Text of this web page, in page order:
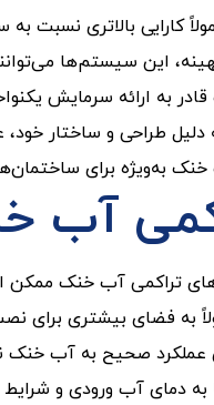
کارایی بالاتری نسبت
این سیستم‌ها
به ارائه سرمایش
طراحی و ساختار خود،
به‌ویژه برای
آب
تراکمی آب خنک ممکن
به فضای بیشتری برای نصب
صحیح به آب خنک
به دمای آب ورودی و